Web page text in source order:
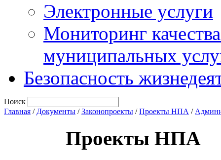
Электронные услуги
Мониторинг
муниципальных
Безопасность
Поиск
Главная / Документы /Законопроекты /Проекты НПА /
Проекты НПА